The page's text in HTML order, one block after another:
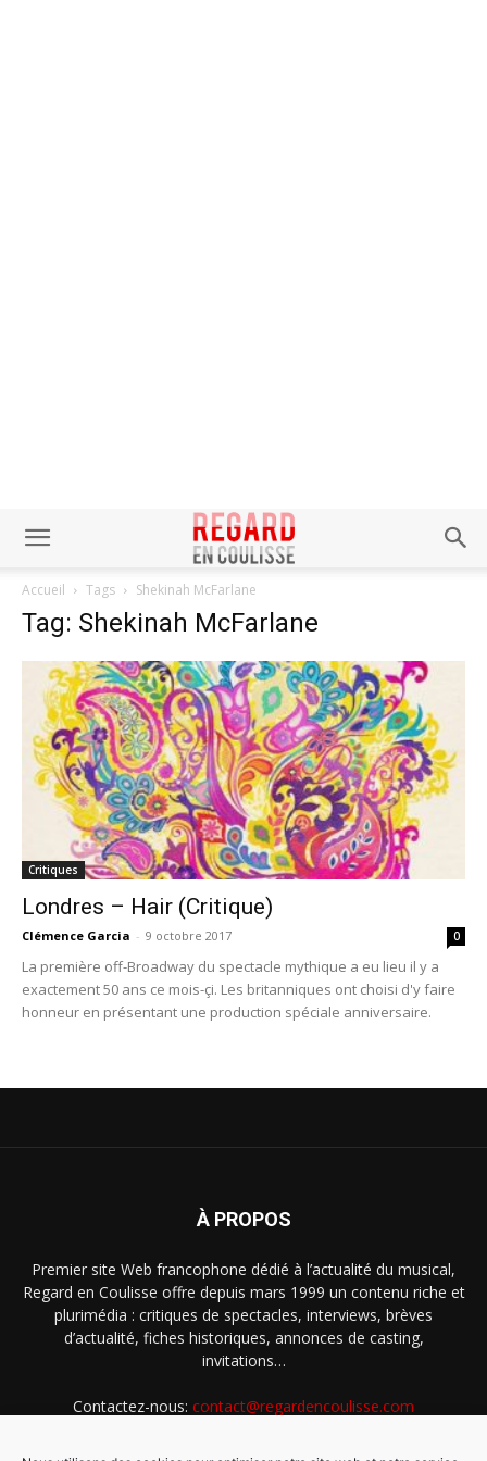
Accueil Tags Shekinah McFarlane
Tag: Shekinah McFarlane
Critiques
Londres – Hair (Critique)
Clémence Garcia - 9 octobre 2017 0
La première off-Broadway du spectacle mythique a eu lieu il y a
exactement 50 ans ce mois-çi. Les britanniques ont choisi d'y faire
honneur en présentant une production spéciale anniversaire.
À PROPOS
Premier site Web francophone dédié à l’actualité du musical,
Regard en Coulisse offre depuis mars 1999 un contenu riche et
plurimédia : critiques de spectacles, interviews, brèves
d’actualité, fiches historiques, annonces de casting,
invitations…
Contactez-nous: contact@regardencoulisse.com